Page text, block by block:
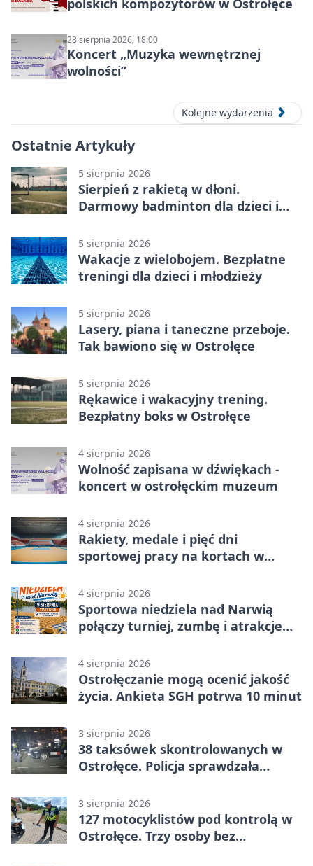
polskich kompozytorów w Ostrołęce
28 sierpnia 2026, 18:00
Koncert „Muzyka wewnętrznej
wolności”
Kolejne wydarzenia
Ostatnie Artykuły
5 sierpnia 2026
Sierpień z rakietą w dłoni.
Darmowy badminton dla dzieci i
5 sierpnia 2026
Wakacje z wielobojem. Bezpłatne
treningi dla dzieci i młodzieży
5 sierpnia 2026
Lasery, piana i taneczne przeboje.
Tak bawiono się w Ostrołęce
5 sierpnia 2026
Rękawice i wakacyjny trening.
Bezpłatny boks w Ostrołęce
4 sierpnia 2026
Wolność zapisana w dźwiękach -
koncert w ostrołęckim muzeum
4 sierpnia 2026
Rakiety, medale i pięć dni
sportowej pracy na kortach w
4 sierpnia 2026
Sportowa niedziela nad Narwią
połączy turniej, zumbę i atrakcje
4 sierpnia 2026
Ostrołęczanie mogą ocenić jakość
życia. Ankieta SGH potrwa 10 minut
3 sierpnia 2026
38 taksówek skontrolowanych w
Ostrołęce. Policja sprawdzała
3 sierpnia 2026
127 motocyklistów pod kontrolą w
Ostrołęce. Trzy osoby bez